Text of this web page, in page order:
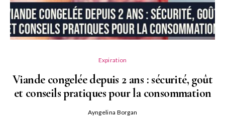
Expiration
Viande congelée depuis 2 ans : sécurité, goût
et conseils pratiques pour la consommation
Ayngelina Borgan